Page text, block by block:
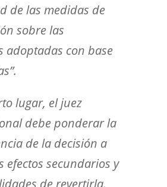
de las medidas de
sobre las
adoptadas con base
lugar, el juez
debe ponderar la
de la decisión a
efectos secundarios y
de revertirla.